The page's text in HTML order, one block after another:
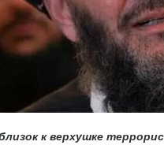
к верхушке